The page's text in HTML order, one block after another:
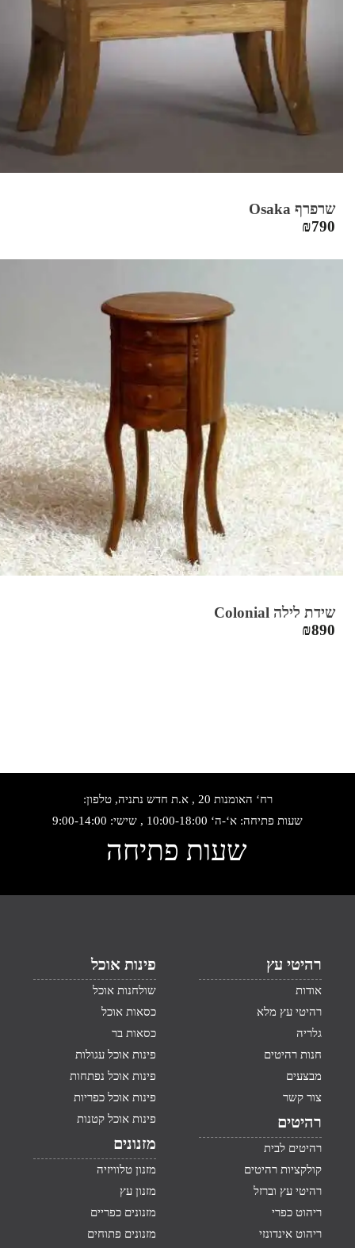
שרפרף Osaka
₪790
שידת לילה Colonial
₪890
רח‘ האומנות 20 , א.ת חדש נתניה, טלפון:
שעות פתיחה: א‘-ה‘ 10:00-18:00 , שישי: 9:00-14:00
שעות פתיחה
רהיטי עץ
אודות
רהיטי עץ מלא
גלריה
חנות רהיטים
מבצעים
צור קשר
רהיטים
רהיטים לבית
קולקציות רהיטים
רהיטי עץ וברזל
ריהוט כפרי
ריהוט אינדונזי
פינות אוכל
שולחנות אוכל
כסאות אוכל
כסאות בר
פינות אוכל עגולות
פינות אוכל נפתחות
פינות אוכל כפריות
פינות אוכל קטנות
מזנונים
מזנון טלוויזיה
מזנון עץ
מזנונים כפריים
מזנונים פתוחים